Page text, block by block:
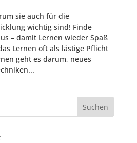
sie auch für die
wichtig sind! Finde
– damit Lernen wieder Spaß
Lernen oft als lästige Pflicht
geht es darum, neues
Suchen